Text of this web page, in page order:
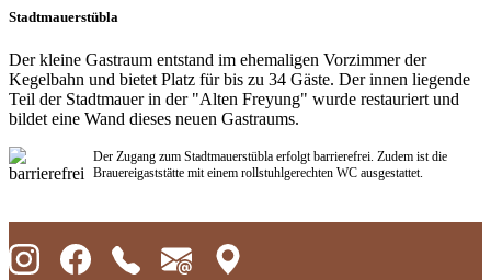
Stadtmauerstübla
Der kleine Gastraum entstand im ehemaligen Vorzimmer der
Kegelbahn und bietet Platz für bis zu 34 Gäste. Der innen liegende
Teil der Stadtmauer in der "Alten Freyung" wurde restauriert und
bildet eine Wand dieses neuen Gastraums.
Der Zugang zum Stadtmauerstübla erfolgt barrierefrei. Zudem ist die
Brauereigaststätte mit einem rollstuhlgerechten WC ausgestattet.